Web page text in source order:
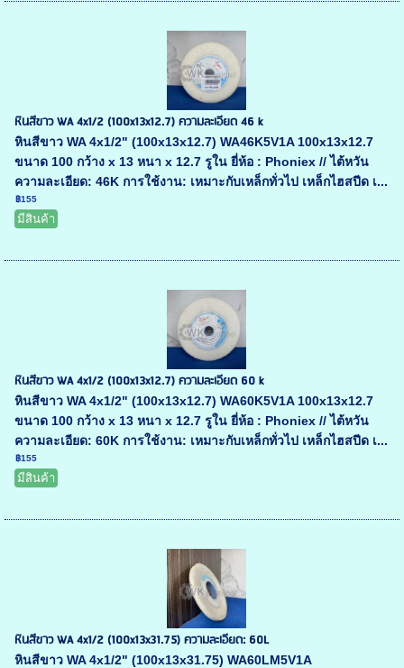
หินสีขาว WA 4x1/2 (100x13x12.7) ความละเอียด 46 k
หินสีขาว WA 4x1/2" (100x13x12.7) WA46K5V1A 100x13x12.7
ขนาด 100 กว้าง x 13 หนา x 12.7 รูใน ยี่ห้อ : Phoniex // ไต้หวัน
ความละเอียด: 46K การใช้งาน: เหมาะกับเหล็กทั่วไป เหล็กไฮสปีด เ...
฿155
มีสินค้า
หินสีขาว WA 4x1/2 (100x13x12.7) ความละเอียด 60 k
หินสีขาว WA 4x1/2" (100x13x12.7) WA60K5V1A 100x13x12.7
ขนาด 100 กว้าง x 13 หนา x 12.7 รูใน ยี่ห้อ : Phoniex // ไต้หวัน
ความละเอียด: 60K การใช้งาน: เหมาะกับเหล็กทั่วไป เหล็กไฮสปีด เ...
฿155
มีสินค้า
หินสีขาว WA 4x1/2 (100x13x31.75) ความละเอียด: 60L
หินสีขาว WA 4x1/2" (100x13x31.75) WA60LM5V1A